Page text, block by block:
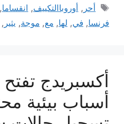
الوسوم
أحر , أوروباالتكييف, انقساما
فرنسا, في, لها, مع, موجة, يثير ,
أكسبريدج
أسباب بيئية